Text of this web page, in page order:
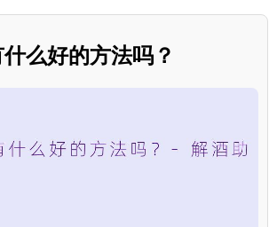
么好的方法吗？